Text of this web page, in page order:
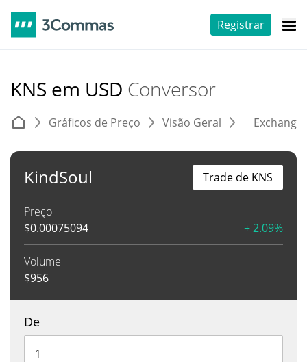
Registrar
KNS em USD Conversor
Gráficos de Preço Visão Geral
KindSoul
Preço
$0.00075094 + 2.09%
Volume
$956
Trade de KNS
De